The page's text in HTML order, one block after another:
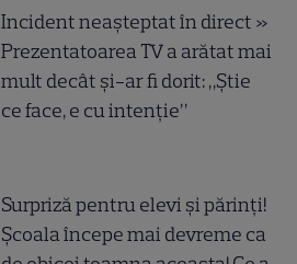
Incident neașteptat în direct »
Prezentatoarea TV a arătat mai
mult decât și-ar fi dorit: „Știe
ce face, e cu intenție”
Surpriză pentru elevi și părinți!
Școala începe mai devreme ca